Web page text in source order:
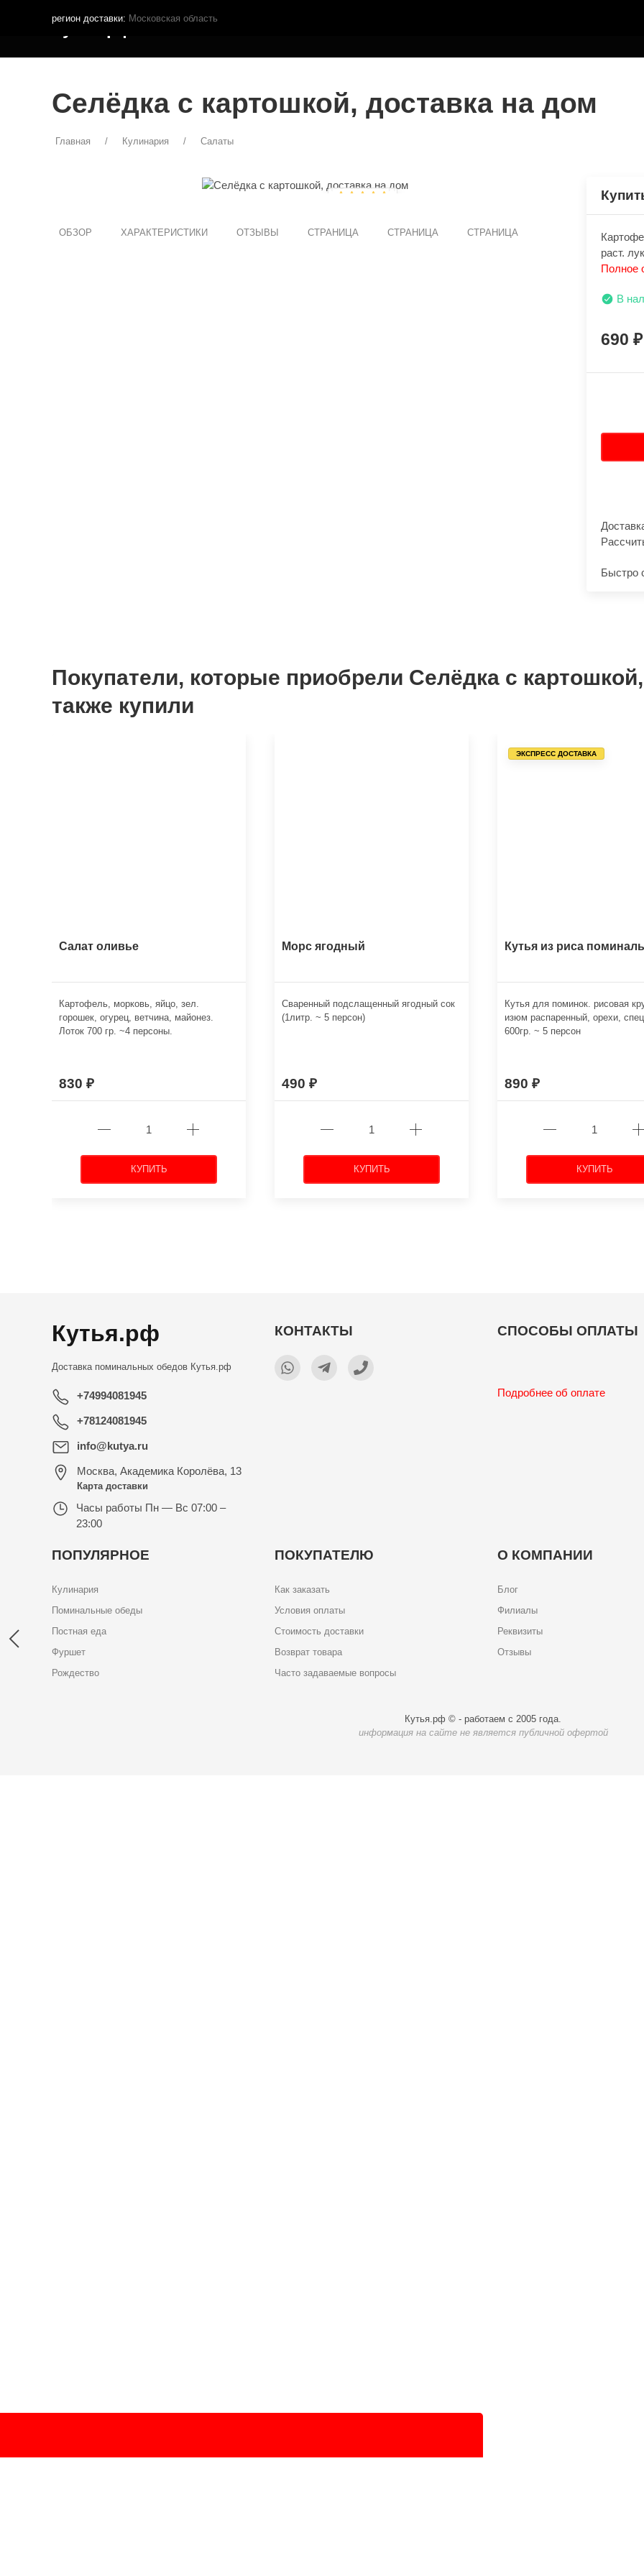
регион доставки: Московская область
Кутья.рф
Селёдка с картошкой, доставка на дом
Главная Кулинария Салаты
ОБЗОР ХАРАКТЕРИСТИКИ ОТЗЫВЫ СТРАНИЦА СТРАНИЦА СТРАНИЦА
раст.
Полное
В
690
Быстро
Покупатели, которые приобрели Селёдка с
также купили
Салат оливье
Картофель, морковь, яйцо, зел.
горошек, огурец, ветчина, майонез.
Лоток 700 гр. ~4 персоны.
830
КУПИТЬ
Морс ягодный
Сваренный подслащенный ягодный сок
(1литр. ~ 5 персон)
490
КУПИТЬ
ЭКСПРЕСС ДОСТАВКА
Кутья из риса
Кутья для поминок. рисовая
изюм распаренный, орехи,
600гр. ~ 5 персон
890
КУПИТЬ
Кутья.рф
Доставка поминальных обедов Кутья.рф
+74994081945
+78124081945
info@kutya.ru
Москва, Академика Королёва, 13
Карта доставки
Часы работы Пн — Вс 07:00 –
23:00
КОНТАКТЫ СПОСОБЫ ОПЛАТЫ
Подробнее об оплате
ПОПУЛЯРНОЕ
Кулинария
Поминальные обеды
Постная еда
Фуршет
Рождество
ПОКУПАТЕЛЮ
Как заказать
Условия оплаты
Стоимость доставки
Возврат товара
Часто задаваемые вопросы
О КОМПАНИИ
Блог
Филиалы
Реквизиты
Отзывы
Кутья.рф © - работаем с 2005 года.
информация на сайте не является публичной офертой